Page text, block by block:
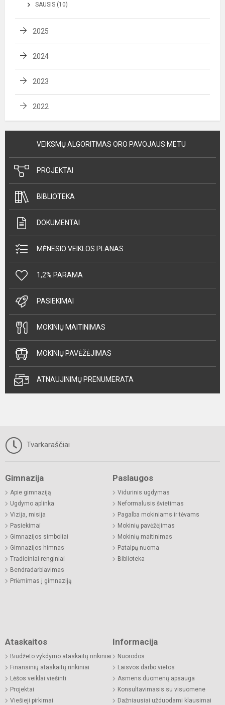
SAUSIS (10)
2025
2024
2023
2022
VEIKSMŲ ALGORITMAS ORO PAVOJAUS METU
PROJEKTAI
BIBLIOTEKA
DOKUMENTAI
MĖNESIO VEIKLOS PLANAS
1,2% PARAMA
PASIEKIMAI
MOKINIŲ MAITINIMAS
MOKINIŲ PAVĖŽĖJIMAS
ATNAUJINIMŲ PRENUMERATA
Tvarkaraščiai
Gimnazija
Apie gimnaziją
Ugdymo aplinka
Vizija, misija
Pasiekimai
Gimnazijos simboliai
Gimnazijos himnas
Tradiciniai renginiai
Bendradarbiavimas
Priėmimas į gimnaziją
Paslaugos
Vidurinis ugdymas
Neformalusis švietimas
Pagalba mokiniams ir tėvams
Mokinių pavėžėjimas
Mokinių maitinimas
Patalpų nuoma
Biblioteka
Ataskaitos
Biudžeto vykdymo ataskaitų rinkiniai
Finansinių ataskaitų rinkiniai
Lėšos veiklai viešinti
Projektai
Viešieji pirkimai
Informacija
Nuorodos
Laisvos darbo vietos
Asmens duomenų apsauga
Konsultavimasis su visuomene
Dažniausiai užduodami klausimai